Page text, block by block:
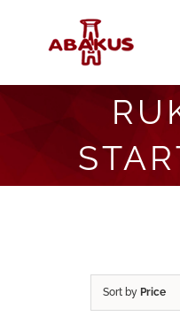
content
Sort by Price